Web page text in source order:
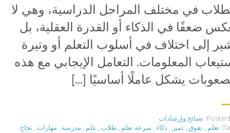
في مختلف المراحل الدراسية، وهي لا
ضعفًا في الذكاء أو القدرة العقلية، بل
إلى اختلاف في أسلوب التعلم أو وتيرة
المعلومات. التعامل الإيجابي مع هذه
يشكل عاملًا أساسيًا […]
Posted نصائح وإرشادات
تعلم تفوق تميز ذكاء سرعة تعلم طلاب علم مدرسة مهارات نجاح